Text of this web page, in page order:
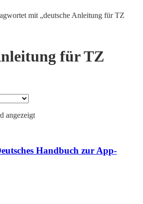
mit „deutsche Anleitung für TZ
für TZ
angezeigt
Handbuch zur App-